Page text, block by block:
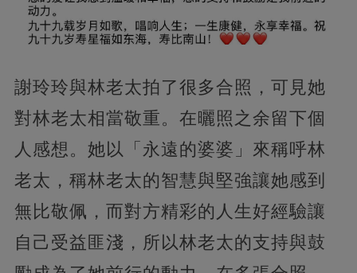
謝玲玲與林老太拍了很多合照，可見她
對林老太相當敬重。在曬照之余留下個
人感想。她以「永遠的婆婆」來稱呼林
老太，稱林老太的智慧與堅強讓她感到
無比敬佩，而對方精彩的人生好經驗讓
自己受益匪淺，所以林老太的支持與鼓